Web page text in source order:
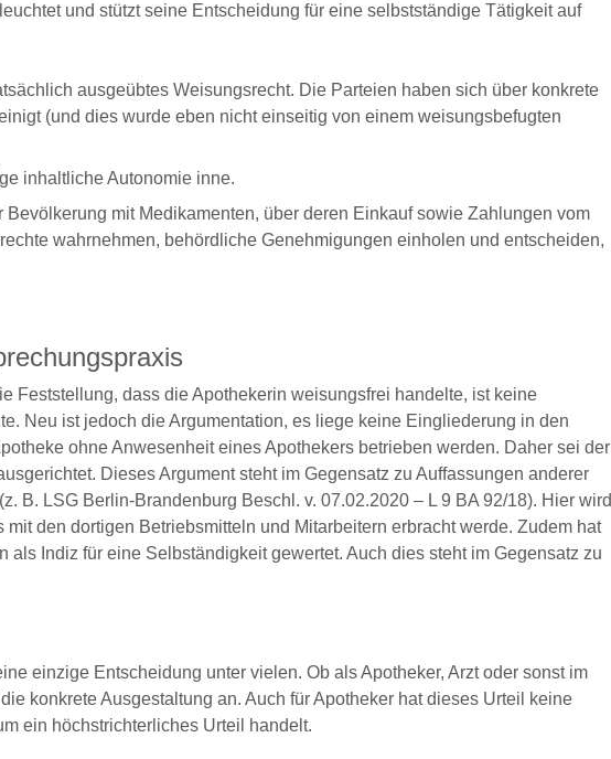
und stützt seine Entscheidung für eine selbstständige Tätigkeit auf
ausgeübtes Weisungsrecht. Die Parteien haben sich über konkrete
(und dies wurde eben nicht einseitig von einem weisungsbefugten
inhaltliche Autonomie inne.
mit Medikamenten, über deren Einkauf sowie Zahlungen vom
wahrnehmen, behördliche Genehmigungen einholen und entscheiden,
Feststellung, dass die Apothekerin weisungsfrei handelte, ist keine
Neu ist jedoch die Argumentation, es liege keine Eingliederung in den
ohne Anwesenheit eines Apothekers betrieben werden. Daher sei der
Dieses Argument steht im Gegensatz zu Auffassungen anderer
B. LSG Berlin-Brandenburg Beschl. v. 07.02.2020 – L 9 BA 92/18). Hier wird
den dortigen Betriebsmitteln und Mitarbeitern erbracht werde. Zudem hat
Indiz für eine Selbständigkeit gewertet. Auch dies steht im Gegensatz zu
einzige Entscheidung unter vielen. Ob als Apotheker, Arzt oder sonst im
konkrete Ausgestaltung an. Auch für Apotheker hat dieses Urteil keine
ein höchstrichterliches Urteil handelt.